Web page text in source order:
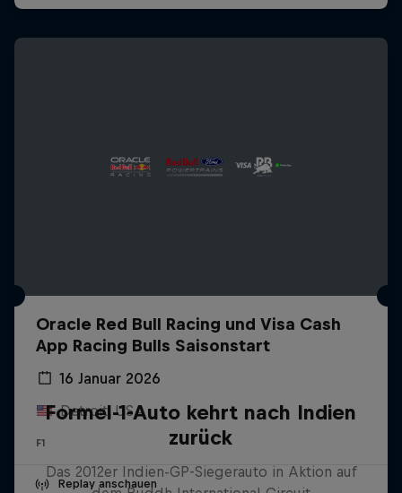
Oracle Red Bull Racing und Visa Cash
App Racing Bulls Saisonstart
16 Januar 2026
Detroit, USA
F1
Replay anschauen
Formel-1-Auto kehrt nach Indien
zurück
Das 2012er Indien-GP-Siegerauto in Aktion auf